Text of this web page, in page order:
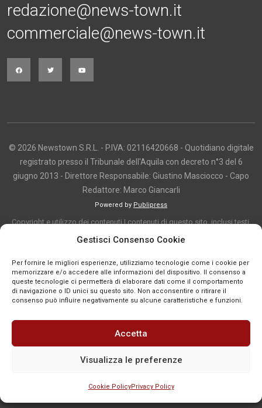
Gestisci Consenso Cookie
Per fornire le migliori esperienze, utilizziamo tecnologie come i cookie per
memorizzare e/o accedere alle informazioni del dispositivo. Il consenso a
queste tecnologie ci permetterà di elaborare dati come il comportamento
di navigazione o ID unici su questo sito. Non acconsentire o ritirare il
consenso può influire negativamente su alcune caratteristiche e funzioni.
Accetta
Visualizza le preferenze
Cookie PolicyPrivacy Policy
redazione@news-town.it
commerciale@news-town.it
© 2026 Newstown S.R.L. - P.IVA: 02116420668 - Quotidiano digitale
registrato presso il Tribunale dell'Aquila con decreto n°3 del 6
giugno 2013 - Direttore Responsabile: Giustino Masciocco - Capo
Redattore: Marco Giancarli
Powered by Publipress
Copyright e utilizzo dei contenuti I contenuti di questo sito, inclusi testi,
articoli, immagini, fotografie, video e grafica, sono protetti da copyright e
indicazione. La riproduzione totale o parziale dei contenuti è consentita
solo previa autorizzazione o citando chiaramente la fonte, con link diretto
alla pagina originale, quando previsto. I contenuti provenienti da terze
parti sono pubblicati a fini informativi e restano di proprietà dei legittimi
titolari dei diritti. Se un contenuto viola diritti d’autore o norme vigenti, è
possibile segnalarlo per la verifica e l’eventuale rimozione tramite
comunicazione mail all'indirizzo redazione@news-town.it